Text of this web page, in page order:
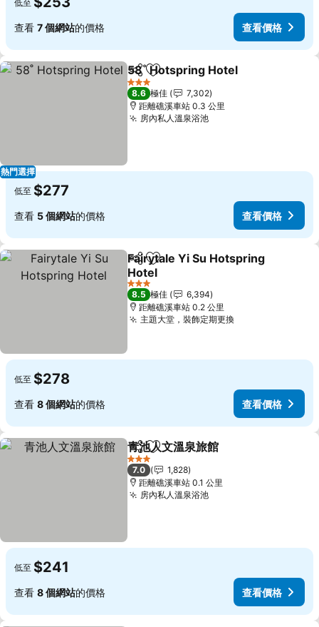
低至
查看 7 個網站的價格 查看價格
熱門選擇
分享 放到收藏夾
58˚ Hotspring Hotel
3 星級
8.6 極佳
7,302
距離礁溪車站 0.3 公里
房內私人溫泉浴池查看價格
低至 $277
查看 5 個網站的價格 查看價格
分享 放到收藏夾
Fairytale Yi Su Hotspring
Hotel
查看價格
3 星級
8.5 極佳
6,394
距離礁溪車站 0.2 公里
主題大堂，裝飾定期更換查看價格
低至 $278
查看 8 個網站的價格 查看價格
分享 放到收藏夾
青池人文溫泉旅館
3 星級
7.0
1,828
距離礁溪車站 0.1 公里
房內私人溫泉浴池查看價格
低至 $241
查看 8 個網站的價格 查看價格